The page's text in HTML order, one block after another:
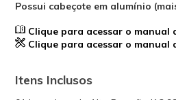
Possui cabeçote em alumínio
Clique para acessar o manual
Clique para acessar o manual
Itens Inclusos